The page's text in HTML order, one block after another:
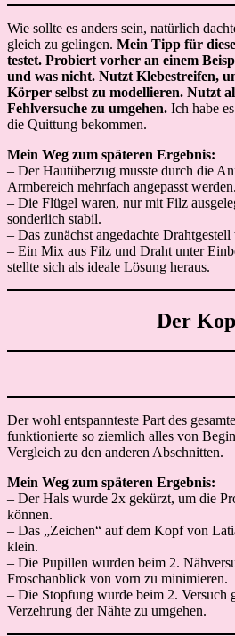
Wie sollte es anders sein, natürlich
gleich zu gelingen. Mein Tipp für
testet. Probiert vorher an einem
und was nicht. Nutzt Klebestreifen,
Körper selbst zu modellieren. Nutzt
Fehlversuche zu umgehen. Ich habe
die Quittung bekommen.
Mein Weg zum späteren Ergebnis:
– Der Hautüberzug musste durch die
Armbereich mehrfach angepasst werden.
– Die Flügel waren, nur mit Filz
sonderlich stabil.
– Das zunächst angedachte
– Ein Mix aus Filz und Draht unter
stellte sich als ideale Lösung heraus.
Der
Der wohl entspannteste Part des
funktionierte so ziemlich alles von
Vergleich zu den anderen Abschnitten.
Mein Weg zum späteren Ergebnis:
– Der Hals wurde 2x gekürzt, um die
können.
– Das „Zeichen“ auf dem Kopf von
klein.
– Die Pupillen wurden beim 2.
Froschanblick von vorn zu minimieren.
– Die Stopfung wurde beim 2. Versuch
Verzehrung der Nähte zu umgehen.